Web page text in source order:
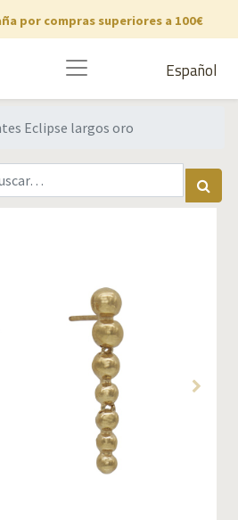
por compras superiores a 100€
Español
Eclipse largos oro